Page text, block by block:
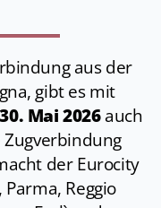
aus der
gibt es mit
Mai 2026auch
der Eurocity
Reggio